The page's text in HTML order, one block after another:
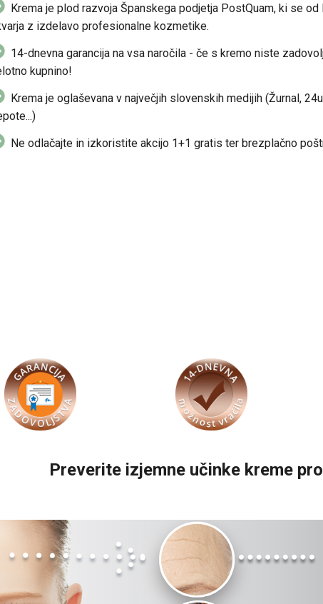
Krema je plod razvoja Španskega podjetja PostQuam, ki se od
z izdelavo profesionalne kozmetike.
14-dnevna garancija na vsa naročila - če s kremo niste
kupnino!
Krema je oglaševana v največjih slovenskih medijih (Žurnal,
Ne odlačajte in izkoristite akcijo 1+1 gratis ter brezplačno
Preverite izjemne učinke kreme